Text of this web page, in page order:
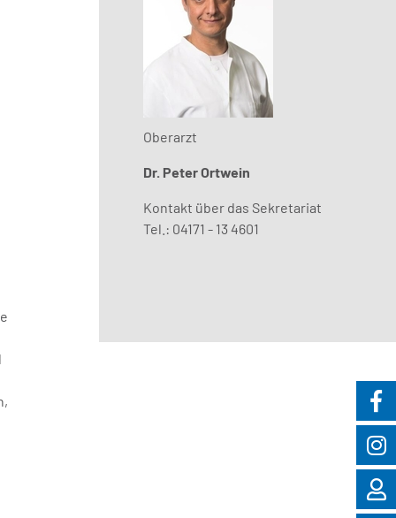
Oberarzt
Dr. Peter Ortwein
Kontakt über das Sekretariat
Tel.: 04171 - 13 4601